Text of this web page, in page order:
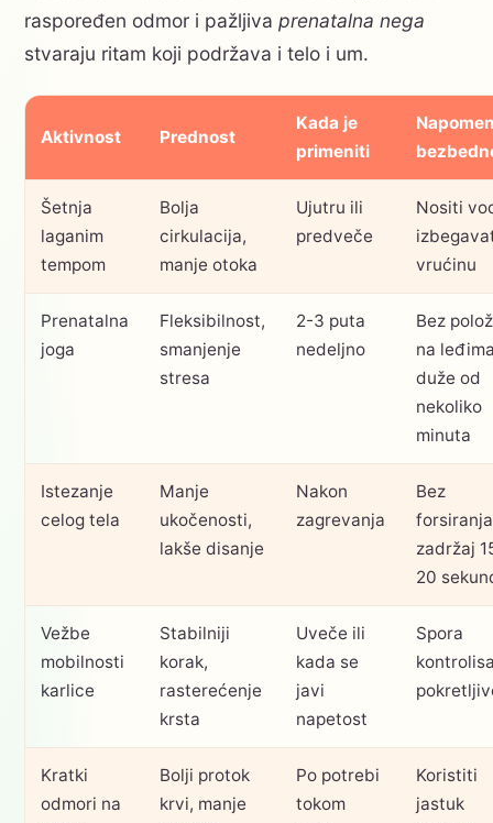
raspoređen odmor i pažljiva prenatalna nega
stvaraju ritam koji podržava i telo i um.
Aktivnost Prednost
Kada je
primeniti
Šetnja
laganim
tempom
Bolja
cirkulacija,
manje otoka
Ujutru ili
predveče
Nositi
vrućinu
Prenatalna
joga
Fleksibilnost,
smanjenje
stresa
2-3 puta
nedeljno
Bez
na
duže od
nekoliko
minuta
Istezanje
celog tela
Manje
ukočenosti,
lakše disanje
Nakon
zagrevanja
Bez
zadržaj
20
Vežbe
mobilnosti
karlice
Stabilniji
korak,
rasterećenje
krsta
Uveče ili
kada se
javi
napetost
Spora
Kratki
odmori na
Bolji protok
krvi, manje
Po potrebi
tokom
Koristiti
jastuk